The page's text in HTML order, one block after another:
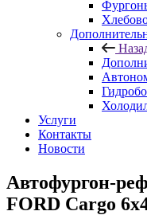
Услуги
Контакты
Новости
Автофургон-
FORD Cargo